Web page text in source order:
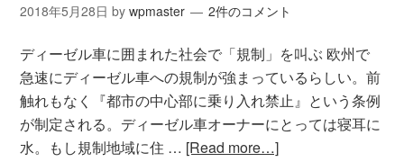
2018年5月28日 bywpmaster 2件のコメント
ディーゼル車に囲まれた社会で「規制」を叫ぶ 欧州で
急速にディーゼル車への規制が強まっているらしい。前
触れもなく『都市の中心部に乗り入れ禁止』という条例
が制定される。ディーゼル車オーナーにとっては寝耳に
水。もし規制地域に住 … [Read more…]